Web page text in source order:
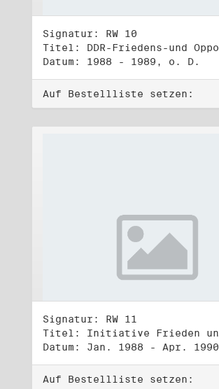
Signatur: RW 10
Datum: 1988 - 1989, o. D.
Auf Bestellliste setzen:
Signatur: RW 11
Datum: Jan. 1988 - Apr. 1990
Auf Bestellliste setzen: